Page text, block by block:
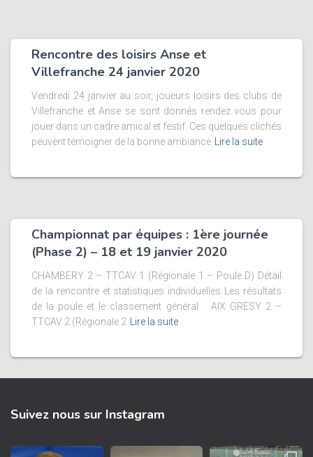
Rencontre des loisirs Anse et
Villefranche 24 janvier 2020
Vendredi 24 janvier au soir, joueurs loisirs des clubs de
Villefranche et Anse se sont donnés rendez vous pour
jouer dans un cadre amical et festif. Ces quelques clichés
peuvent témoigner de la bonne ambiance
Lire la suite
Championnat par équipes : 1ère journée
(Phase 2) – 18 et 19 janvier 2020
CHAMBERY 2 – TTCAV 1 (Régionale 1 – Poule D) Détail
de la rencontre et statistiques individuelles Les résultats
de la poule et le classement général AIX GRESY 2 –
TTCAV 2 (Régionale 2
Lire la suite
Suivez nous sur Instagram